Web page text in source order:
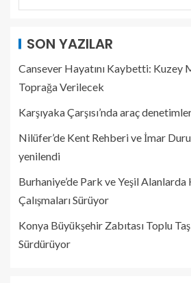
SON YAZILAR
Cansever Hayatını Kaybetti: Kuzey
Toprağa Verilecek
Karşıyaka Çarşısı’nda araç
Nilüfer’de Kent Rehberi ve İmar
yenilendi
Burhaniye’de Park ve Yeşil Alanlarda
Çalışmaları Sürüyor
Konya Büyükşehir Zabıtası Toplu
Sürdürüyor